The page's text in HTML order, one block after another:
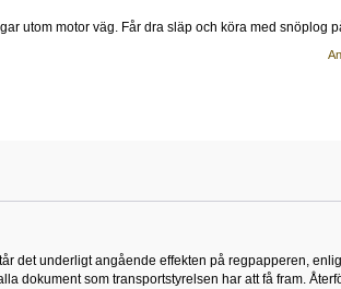
utom motor väg. Får dra släp och köra med snöplog
det underligt angående effekten på regpapperen,
dokument som transportstyrelsen har att få fram.